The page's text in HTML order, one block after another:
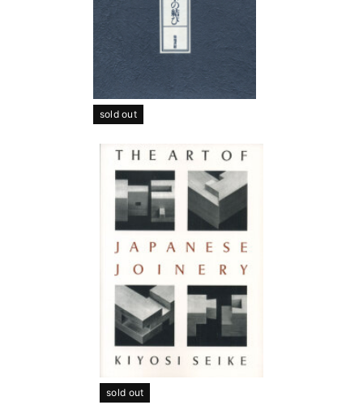
sold out
sold out